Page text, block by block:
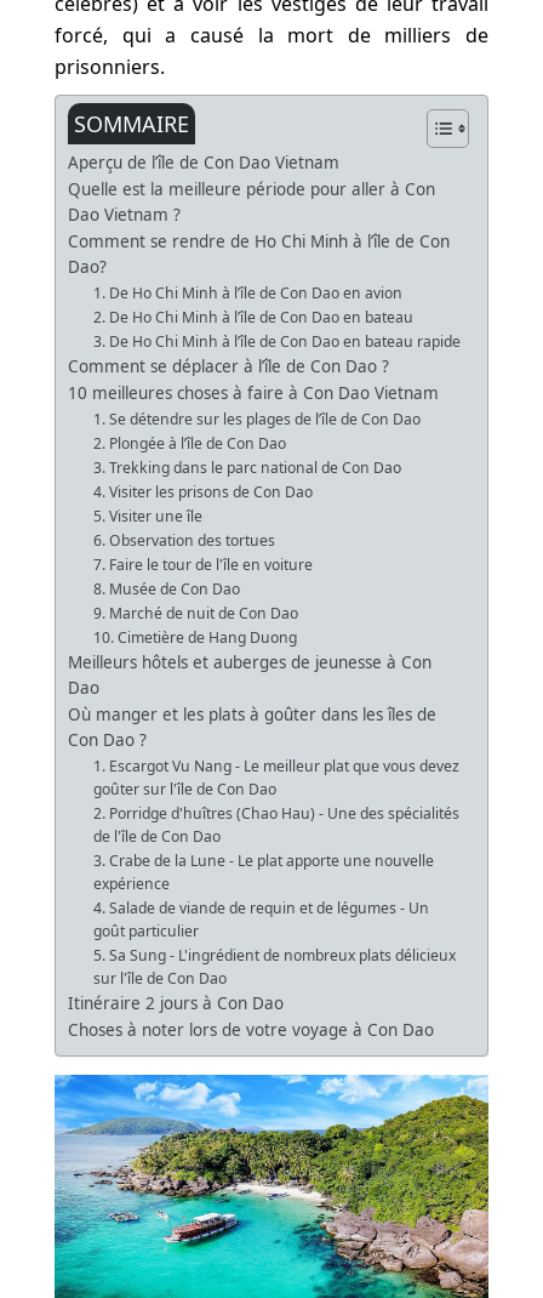
forcé, qui a causé la mort de milliers de
prisonniers.
SOMMAIRE
Aperçu de l’île de Con Dao Vietnam
Quelle est la meilleure période pour aller à Con
Dao Vietnam ?
Comment se rendre de Ho Chi Minh à l’île de Con
Dao?
1. De Ho Chi Minh à l’île de Con Dao en avion
2. De Ho Chi Minh à l’île de Con Dao en bateau
3. De Ho Chi Minh à l’île de Con Dao en bateau rapide
Comment se déplacer à l’île de Con Dao ?
10 meilleures choses à faire à Con Dao Vietnam
1. Se détendre sur les plages de l’île de Con Dao
2. Plongée à l’île de Con Dao
3. Trekking dans le parc national de Con Dao
4. Visiter les prisons de Con Dao
5. Visiter une île
6. Observation des tortues
7. Faire le tour de l'île en voiture
8. Musée de Con Dao
9. Marché de nuit de Con Dao
10. Cimetière de Hang Duong
Meilleurs hôtels et auberges de jeunesse à Con
Dao
Où manger et les plats à goûter dans les îles de
Con Dao ?
1. Escargot Vu Nang - Le meilleur plat que vous devez
goûter sur l'île de Con Dao
2. Porridge d'huîtres (Chao Hau) - Une des spécialités
de l'île de Con Dao
3. Crabe de la Lune - Le plat apporte une nouvelle
expérience
4. Salade de viande de requin et de légumes - Un
goût particulier
5. Sa Sung - L'ingrédient de nombreux plats délicieux
sur l'île de Con Dao
Itinéraire 2 jours à Con Dao
Choses à noter lors de votre voyage à Con Dao